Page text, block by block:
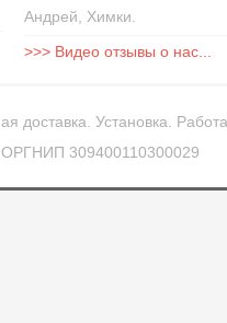
Андрей, Химки.
>>> Видео отзывы о нас...
доставка. Установка.
309400110300029